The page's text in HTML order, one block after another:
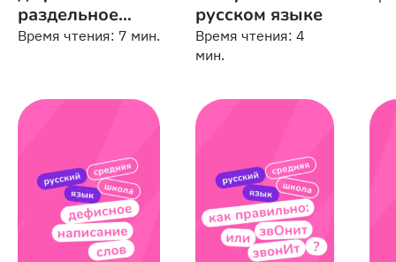
раздельное
правописание
Время чтения: 7 мин.
русском языке
Время чтения: 4
мин.